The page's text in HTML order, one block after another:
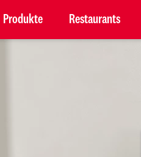
Produkte Restaurants